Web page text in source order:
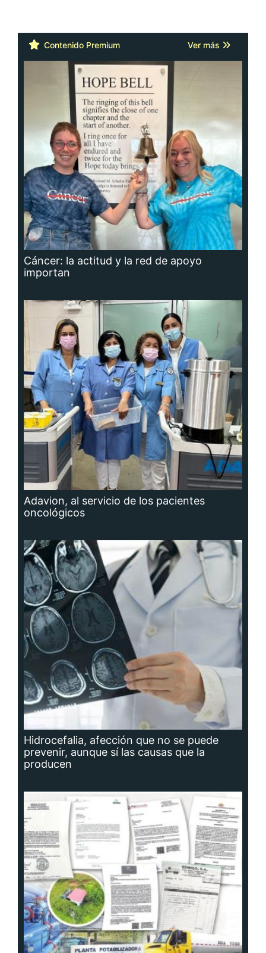
Contenido Premium Ver más
Cáncer: la actitud y la red de apoyo
importan
Adavion, al servicio de los pacientes
oncológicos
Hidrocefalia, afección que no se puede
prevenir, aunque sí las causas que la
producen